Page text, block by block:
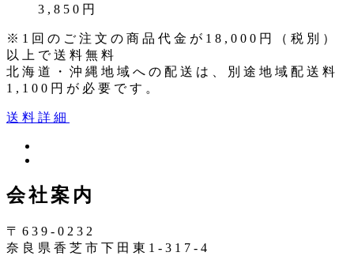
3,850円
※1回のご注文の商品代金が18,000円（税別）
以上で送料無料
北海道・沖縄地域への配送は、別途地域配送料
1,100円が必要です。
送料詳細
タ
ス
会社案内
〒639-0232
奈良県香芝市下田東1-317-4